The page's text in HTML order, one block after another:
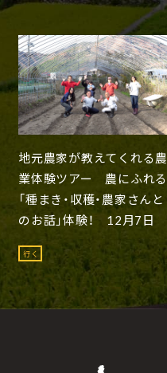
地元農家が教えてくれる農
業体験ツアー 農にふれる
「種まき・収穫・農家さんと
のお話」体験！ 12月7日
行く